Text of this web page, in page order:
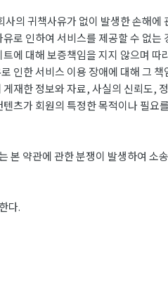
의 귀책사유가 없이 발생한 손해에
로 인하여 서비스를 제공할 수 없
에 대해 보증책임을 지지 않으며
인한 서비스 이용 장애에 대해 그 책
재한 정보와 자료, 사실의 신뢰도,
츠가 회원의 특정한 목적이나 필요
본 약관에 관한 분쟁이 발생하여
다.